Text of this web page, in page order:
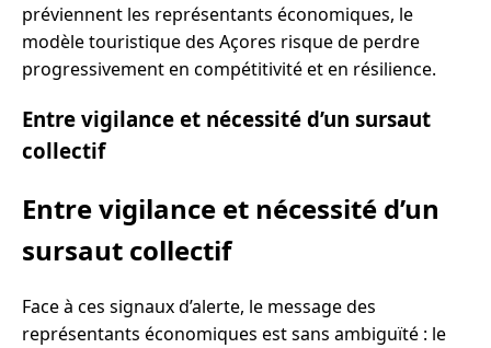
préviennent les représentants économiques, le
modèle touristique des Açores risque de perdre
progressivement en compétitivité et en résilience.
Entre vigilance et nécessité d’un sursaut
collectif
Entre vigilance et nécessité d’un
sursaut collectif
Face à ces signaux d’alerte, le message des
représentants économiques est sans ambiguïté : le